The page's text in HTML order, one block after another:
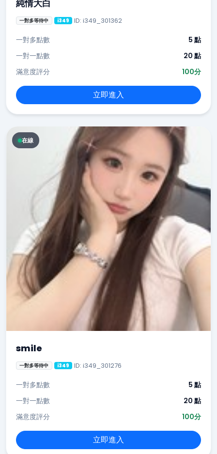
純情大白
一對多等待中 i349 ID: i349_301362
一對多點數
5 點
一對一點數
20 點
滿意度評分
100分
立即進入
在線
smile
一對多等待中 i349 ID: i349_301276
一對多點數
5 點
一對一點數
20 點
滿意度評分
100分
立即進入